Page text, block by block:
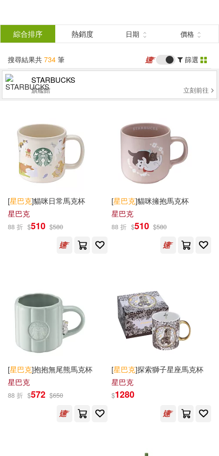
結
果
篩
分類 (單選)
所有商品(734) 圖書(64)
影音(11) 雜誌(17)
售票網(1)
3C(36) 家電(1)
星巴克(495)
票券(33) 電子書(10)
作者 (可複選)
車賢那(5)
千賀秀信(3) 李沿儒(3)
楊宗勇(3) 陳望(3)
伊凡．貝奧特 Ivan Péault(2)
岩田松雄(2) 彼得‧納瓦羅(2)
星巴克的博客(2)
（日）岩田松雄(2)
展開
中信出版社(7) 麥浩斯(6)
大樂文化(5)
Naxos(4) 崧燁文化(3)
(可複選)
綜合排序 熱銷度 日期 價格
搜尋結果共 734 筆 篩選
STARBUCKS
旗艦館 立刻前往
[星巴克]貓咪日常馬克杯
星巴克
88 折 $510 $580
[星巴克]貓咪擁抱馬克杯
星巴克
88 折 $510 $580
[星巴克]抱抱無尾熊馬克杯
星巴克
88 折 $572 $650
[星巴克]探索獅子星座馬克杯
星巴克
$1280